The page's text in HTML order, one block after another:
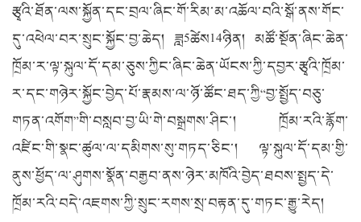
རྩྭའི་ཐོན་ལས་སྐྱོན་དང་བྲལ་ཞིང་གོ་རིམ་མ་འཆོལ་བའི་སྒོ་ནས་གོང་
དུ་འཕེལ་བར་སྲུང་སྐྱོང་བྱ་ཆེད། ཟླ5ཚེས14ཉིན། མཚོ་སྔོན་ཞིང་ཆེན་
ཁྲོམ་ར་ལྟ་སྐུལ་དོ་དམ་ཅུས་ཀྱིང་ཞིང་ཆེན་ཡོངས་ཀྱི་དབྱར་རྩྭའི་ཁྲོམ་
ར་དང་གཉེར་སྐྱོང་བྱེད་པོ་རྣམས་ལ་ཉོ་ཚོང་ཐད་ཀྱི“བྱ་སྤྱོད་བཅུ་
གཏན་འགོག”གི་བསླབ་བྱ་ཡི་གེ་བསྒྲགས་ཤིང་། ཁྲོམ་རའི་རྙོག་
འཛིང་གི་སྣང་ཚུལ་ལ་དམིགས་སུ་གཏད་ཅིང་། ལྟ་སྐུལ་དོ་དམ་གྱི་
ནུས་ཕྱོད་ལ་ཤུགས་སྣོན་བརྒྱབ་ནས་ཉེར་མཁོའི་བྱེད་ཐབས་སྤྱད་དེ་
ཁྲོམ་རའི་བདེ་འཇགས་ཀྱི་སྲུང་རགས་སྲ་བརྟན་དུ་གཏང་རྒྱུ་རེད།